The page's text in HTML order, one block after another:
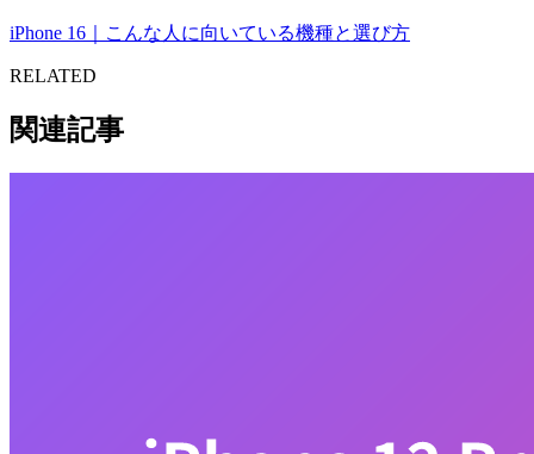
iPhone 16｜こんな人に向いている機種と選び方
RELATED
関連記事